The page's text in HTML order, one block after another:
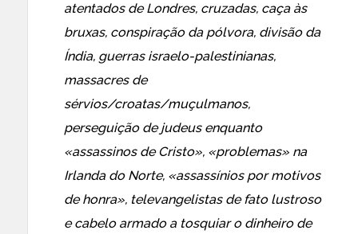
atentados de Londres, cruzadas, caça às
bruxas, conspiração da pólvora, divisão da
Índia, guerras israelo-palestinianas,
massacres de
sérvios/croatas/muçulmanos,
perseguição de judeus enquanto
«assassinos de Cristo», «problemas» na
Irlanda do Norte, «assassínios por motivos
de honra», televangelistas de fato lustroso
e cabelo armado a tosquiar o dinheiro de